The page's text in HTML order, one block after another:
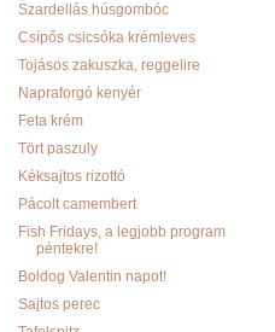
Szardellás húsgombóc
Csípős csicsóka krémleves
Tojásos zakuszka, reggelire
Napraforgó kenyér
Feta krém
Tört paszuly
Kéksajtos rizottó
Pácolt camembert
Fish Fridays, a legjobb program
péntekre!
Boldog Valentin napot!
Sajtos perec